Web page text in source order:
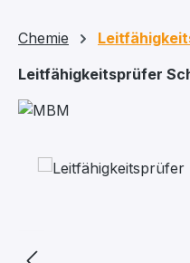
Chemie
Leitfähigkeitsprüfer
Bildergalerie